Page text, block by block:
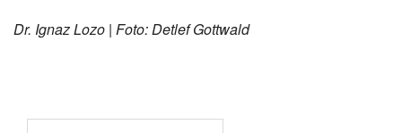
Dr. Ignaz Lozo | Foto: Detlef Gottwald